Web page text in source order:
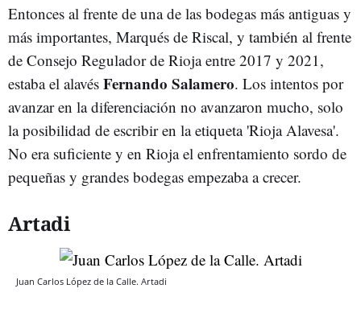
Entonces al frente de una de las bodegas más antiguas y
más importantes, Marqués de Riscal, y también al frente
de Consejo Regulador de Rioja entre 2017 y 2021,
estaba el alavés Fernando Salamero. Los intentos por
avanzar en la diferenciación no avanzaron mucho, solo
la posibilidad de escribir en la etiqueta 'Rioja Alavesa'.
No era suficiente y en Rioja el enfrentamiento sordo de
pequeñas y grandes bodegas empezaba a crecer.
Artadi
Juan Carlos López de la Calle. Artadi